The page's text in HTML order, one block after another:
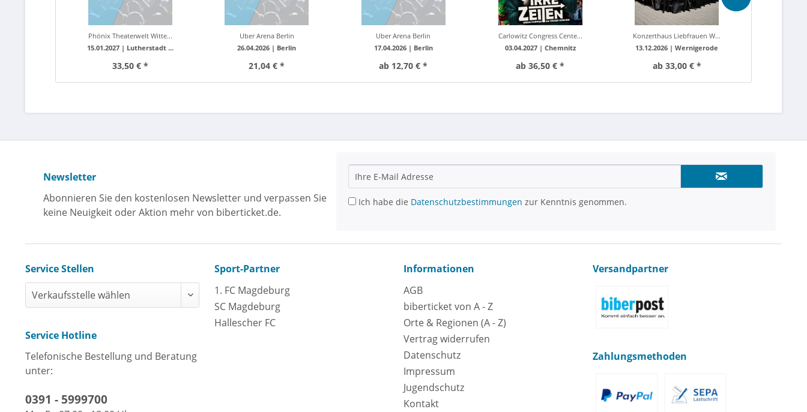
Phönix Theaterwelt Witte...
15.01.2027 | Lutherstadt ...
33,50 € *
Uber Arena Berlin
26.04.2026 | Berlin
21,04 € *
Uber Arena Berlin
17.04.2026 | Berlin
ab 12,70 € *
Carlowitz Congress Cente...
03.04.2027 | Chemnitz
ab 36,50 € *
Konzerthaus Liebfrauen W...
13.12.2026 |Wernigerode
ab 33,00 € *
Newsletter
Abonnieren Sie den kostenlosen Newsletter und verpassen Sie
keine Neuigkeit oder Aktion mehr von biberticket.de.
Ich habe die Datenschutzbestimmungen zur Kenntnis genommen.
Service Stellen
Service Hotline
Telefonische Bestellung und Beratung
unter:
0391 - 5999700
Sport-Partner
1. FC Magdeburg
SC Magdeburg
Hallescher FC
Informationen
AGB
biberticket von A - Z
Orte & Regionen (A - Z)
Vertrag widerrufen
Datenschutz
Impressum
Jugendschutz
Kontakt
Versandpartner
Zahlungsmethoden